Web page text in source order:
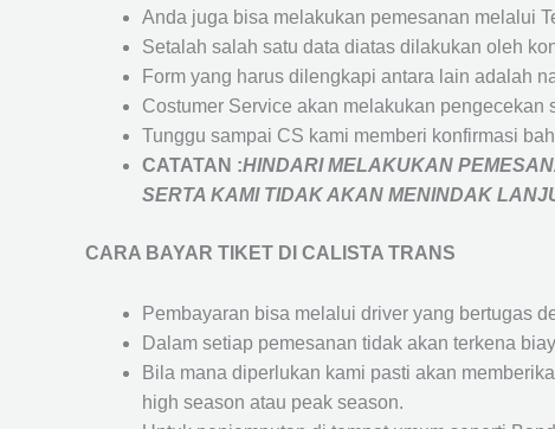
Anda juga bisa melakukan pemesanan melalui
Setalah salah satu data diatas dilakukan oleh
Form yang harus dilengkapi antara lain adalah
Costumer Service akan melakukan
Tunggu sampai CS kami memberi konfirmasi
CATATAN :HINDARI MELAKUKAN
SERTA KAMI TIDAK AKAN MENINDAK
CARA BAYAR TIKET DI CALISTA TRANS
Pembayaran bisa melalui driver yang bertugas
Dalam setiap pemesanan tidak akan terkena
Bila mana diperlukan kami pasti akan
high season atau peak season.